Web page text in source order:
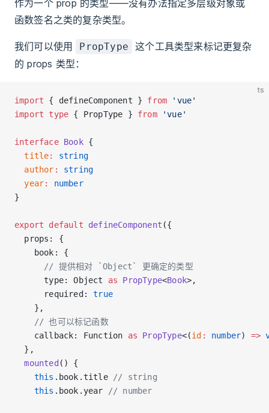
作为一个 prop 的类型——没有办法指定多层级对象或
函数签名之类的复杂类型。
我们可以使用 PropType
这个工具类型来标记更复杂
的 props 类型：
ts
import { defineComponent } from 'vue'
import type { PropType } from 'vue'
interface Book {
  title
:
string
  author
:
string
  year
:
number
}
export default defineComponent ({
  props: {
    book: {
      // 提供相对 `Object` 更确定的类型
      type: Object
as PropType<Book>,
      required:
true
    },
    // 也可以标记函数
    callback: Function
as PropType<(id : number) =>
  },
  mounted
() {
    this
.book.title
// string
    this
.book.year // number